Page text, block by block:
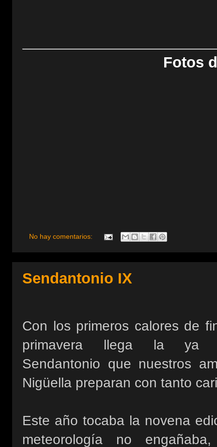
Fotos
No hay comentarios:
Sendantonio IX
Con los primeros calores de
primavera llega la ya
Sendantonio que nuestros
Nigüella preparan con tanto
Este año tocaba la novena
meteorología no